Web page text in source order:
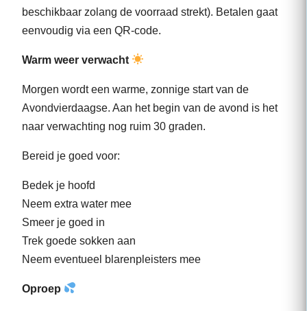
beschikbaar zolang de voorraad strekt). Betalen gaat
eenvoudig via een QR-code.
Warm weer verwacht
Morgen wordt een warme, zonnige start van de
Avondvierdaagse. Aan het begin van de avond is het
naar verwachting nog ruim 30 graden.
Bereid je goed voor:
Bedek je hoofd
Neem extra water mee
Smeer je goed in
Trek goede sokken aan
Neem eventueel blarenpleisters mee
Oproep